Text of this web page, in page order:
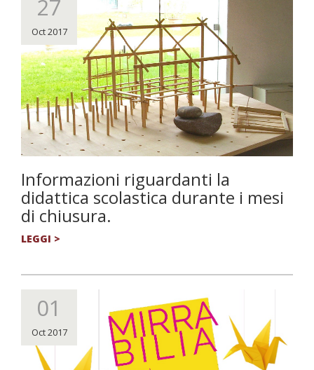
27
Oct 2017
Informazioni riguardanti la
didattica scolastica durante i mesi
di chiusura.
LEGGI >
01
Oct 2017